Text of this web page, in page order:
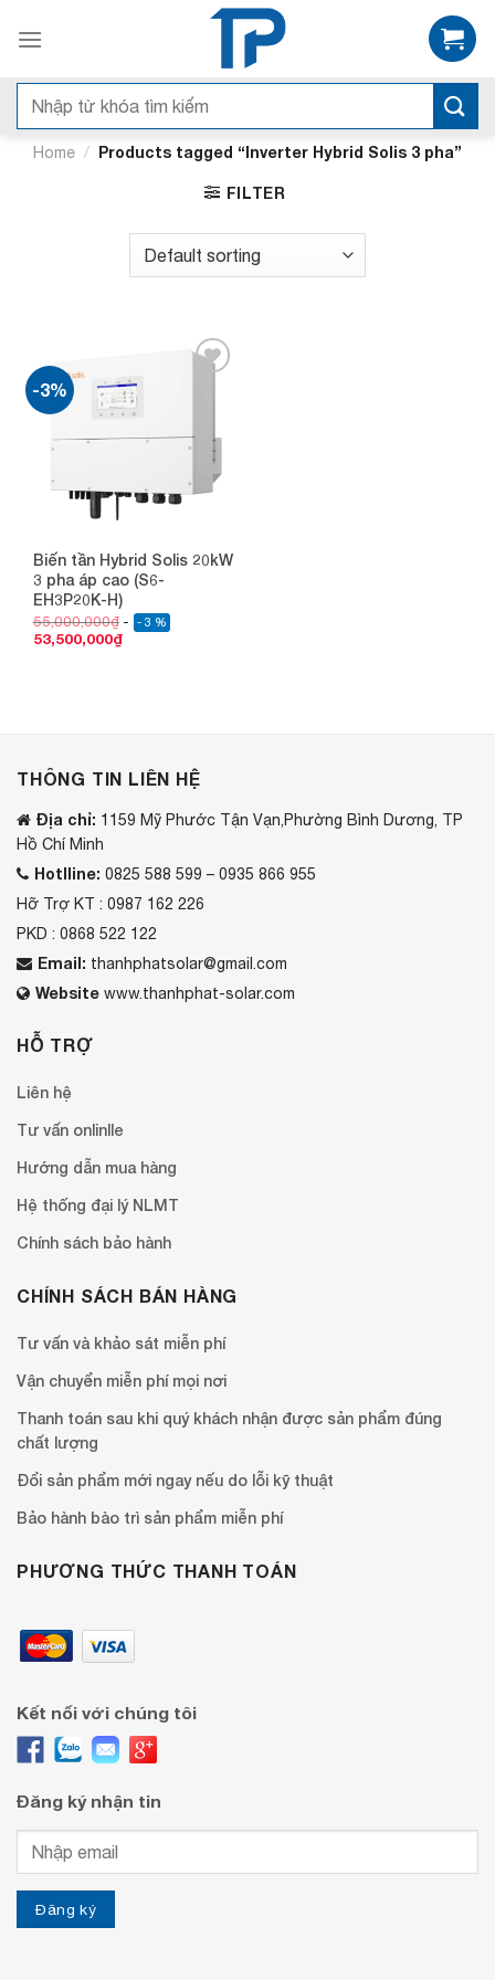
qua
dungSearch
Home / Products tagged “Inverter Hybrid Solis 3 pha”
FILTER
-3%
wishlist
Biến tần Hybrid Solis 20kW
3 pha áp cao (S6-
EH3P20K-H)
55,000,000₫ - 3 %
53,500,000₫
THÔNG TIN LIÊN HỆ
Địa chỉ: 1159 Mỹ Phước Tận Vạn,Phường Bình Dương, TP
Hồ Chí Minh
Hotlline: 0825 588 599 – 0935 866 955
Hỡ Trợ KT : 0987 162 226
PKD : 0868 522 122
Email: thanhphatsolar@gmail.com
Website www.thanhphat-solar.com
HỖ TRỢ
Liên hệ
Tư vấn onlinlle
Hướng dẫn mua hàng
Hệ thống đại lý NLMT
Chính sách bảo hành
CHÍNH SÁCH BÁN HÀNG
Tư vấn và khảo sát miễn phí
Vận chuyển miễn phí mọi nơi
Thanh toán sau khi quý khách nhận được sản phẩm đúng
chất lượng
Đổi sản phẩm mới ngay nếu do lỗi kỹ thuật
Bảo hành bào trì sản phẩm miễn phí
PHƯƠNG THỨC THANH TOÁN
Kết nối với chúng tôi
Đăng ký nhận tin